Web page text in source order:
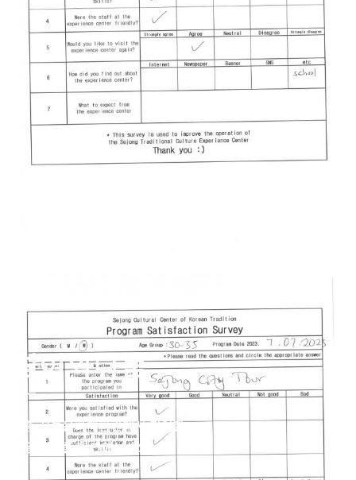
참여와나눔
세종 전통문화체험관에서 참여한
리얼 리뷰를 확인해보세요.